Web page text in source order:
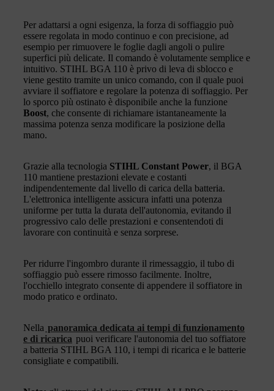
Per adattarsi a ogni esigenza, la forza di soffiaggio può
essere regolata in modo continuo e con precisione, ad
esempio per rimuovere le foglie dagli angoli o pulire
superfici più delicate. Il comando è volutamente semplice e
intuitivo. STIHL BGA 110 è privo di leva di sblocco e
viene gestito tramite un unico comando, con il quale puoi
avviare il soffiatore e regolare la potenza di soffiaggio. Per
lo sporco più ostinato è disponibile anche la funzione
Boost, che consente di richiamare istantaneamente la
massima potenza senza modificare la posizione della
mano.
Grazie alla tecnologia STIHL Constant Power, il BGA
110 mantiene prestazioni elevate e costanti
indipendentemente dal livello di carica della batteria.
L'elettronica intelligente assicura infatti una potenza
uniforme per tutta la durata dell'autonomia, evitando il
progressivo calo delle prestazioni e consentendoti di
lavorare con continuità e senza sorprese.
Per ridurre l'ingombro durante il rimessaggio, il tubo di
soffiaggio può essere rimosso facilmente. Inoltre,
l'occhiello integrato consente di appendere il soffiatore in
modo pratico e ordinato.
Nella panoramica dedicata ai tempi di funzionamento
e di ricarica puoi verificare l'autonomia del tuo soffiatore
a batteria STIHL BGA 110, i tempi di ricarica e le batterie
consigliate e compatibili.